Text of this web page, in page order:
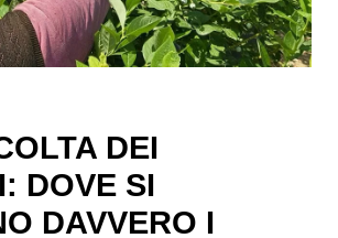
DEI
DOVE SI
DAVVERO I